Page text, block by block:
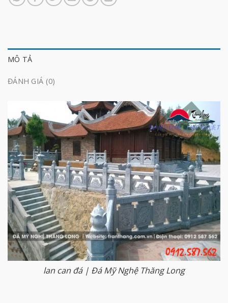
MÔ TẢ
ĐÁNH GIÁ (0)
lan can đá | Đá Mỹ Nghệ Thăng Long